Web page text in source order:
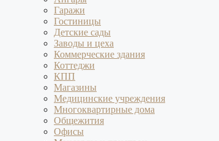
Гаражи
Гостиницы
Детские сады
Заводы и цеха
Коммерческие здания
Коттеджи
КПП
Магазины
Медицинские учреждения
Многоквартирные дома
Общежития
Офисы